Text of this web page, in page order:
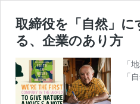
取締役を「自然」
る、企業のあり方
「
「